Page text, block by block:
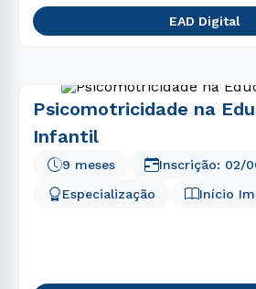
EAD Digital
Psicomotricidade na
Infantil
Especialização Início
9 meses Inscrição: 02/